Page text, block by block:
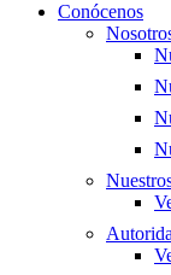
Conócenos